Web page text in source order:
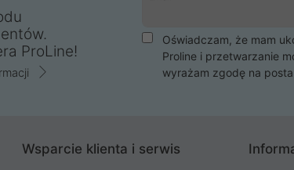
ProLine!
Oświadczam, że mam
Proline i przetwarzanie
wyrażam zgodę na
Wsparcie klienta i serwis